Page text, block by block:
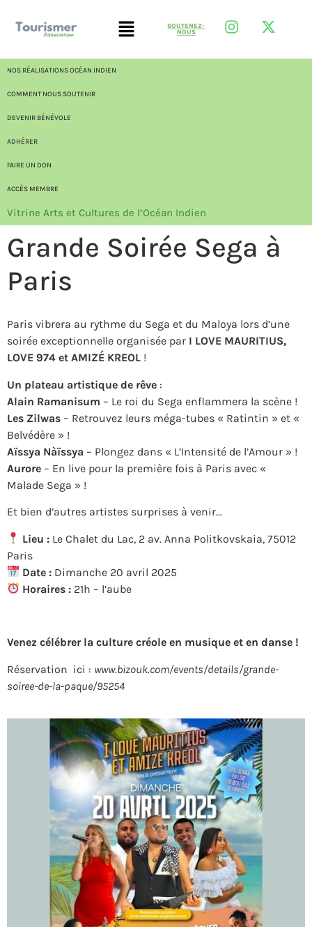
SOUTENEZ-
NOUS
NOS RÉALISATIONS OCÉAN INDIEN
COMMENT NOUS SOUTENIR
DEVENIR BÉNÉVOLE
ADHÉRER
FAIRE UN DON
ACCÈS MEMBRE
Vitrine Arts et Cultures de l’Océan Indien
Grande Soirée Sega à
Paris
Paris vibrera au rythme du Sega et du Maloya lors d’une
soirée exceptionnelle organisée par I LOVE MAURITIUS,
LOVE 974 et AMIZÉ KREOL !
Un plateau artistique de rêve :
Alain Ramanisum – Le roi du Sega enflammera la scène !
Les Zilwas – Retrouvez leurs méga-tubes « Ratintin » et «
Belvédère » !
Aïssya Nàïssya – Plongez dans « L’Intensité de l’Amour » !
Aurore – En live pour la première fois à Paris avec «
Malade Sega » !
Et bien d’autres artistes surprises à venir…
Lieu : Le Chalet du Lac, 2 av. Anna Politkovskaia, 75012
Paris
Date : Dimanche 20 avril 2025
Horaires : 21h – l’aube
Venez célébrer la culture créole en musique et en danse !
Réservation ici : www.bizouk.com/events/details/grande-
soiree-de-la-paque/95254